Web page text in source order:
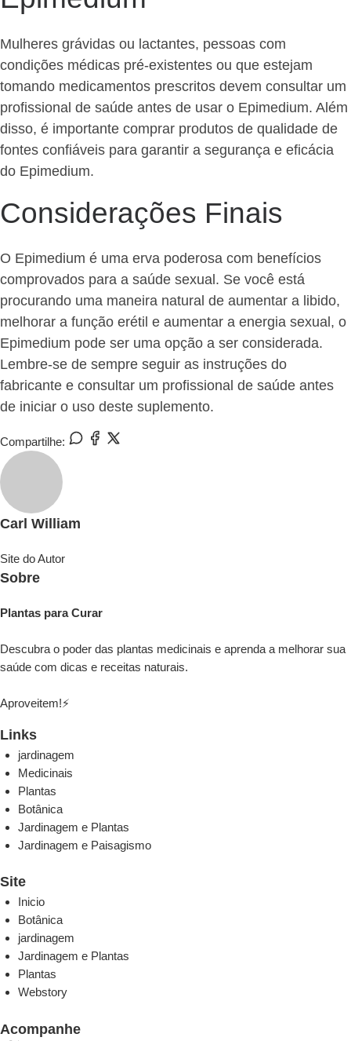
Mulheres grávidas ou lactantes, pessoas com
condições médicas pré-existentes ou que estejam
tomando medicamentos prescritos devem consultar um
profissional de saúde antes de usar o Epimedium. Além
disso, é importante comprar produtos de qualidade de
fontes confiáveis para garantir a segurança e eficácia
do Epimedium.
Considerações Finais
O Epimedium é uma erva poderosa com benefícios
comprovados para a saúde sexual. Se você está
procurando uma maneira natural de aumentar a libido,
melhorar a função erétil e aumentar a energia sexual, o
Epimedium pode ser uma opção a ser considerada.
Lembre-se de sempre seguir as instruções do
fabricante e consultar um profissional de saúde antes
de iniciar o uso deste suplemento.
Compartilhe:
Carl William
Site do Autor
Sobre
Plantas para Curar
Descubra o poder das plantas medicinais e aprenda a melhorar sua
saúde com dicas e receitas naturais.
Aproveitem!⚡
Links
jardinagem
Medicinais
Plantas
Botânica
Jardinagem e Plantas
Jardinagem e Paisagismo
Site
Inicio
Botânica
jardinagem
Jardinagem e Plantas
Plantas
Webstory
Acompanhe